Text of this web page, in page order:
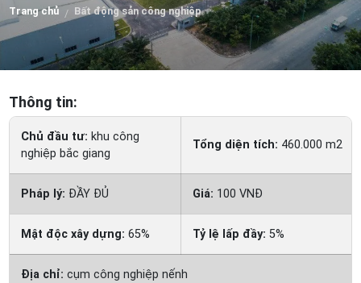
Trang chủ / Bất động sản công nghiệp
Thông tin:
Chủ đầu tư:khu công
nghiệp bắc giang
Tổng diện tích: 460.000 m2
Pháp lý: ĐẦY ĐỦ Giá: 100 VNĐ
Mật độc xây dựng:65% Tỷ lệ lấp đầy:5%
Địa chỉ:cụm công nghiệp nếnh